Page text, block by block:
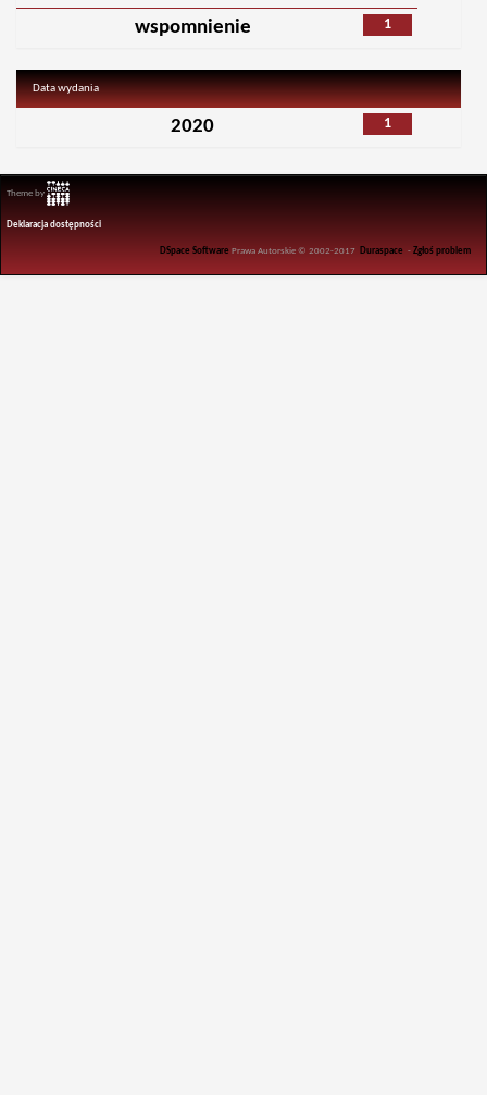
1
wspomnienie
Data wydania
1
2020
Theme by
Deklaracja dostępności
DSpace Software Prawa Autorskie © 2002-2017 Duraspace -Zgłoś problem